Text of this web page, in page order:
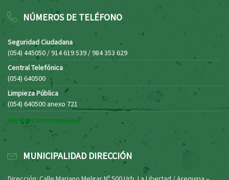
NÚMEROS DE TELÉFONO
Seguridad Ciudadana
(054) 445050 / 914 619 539 / 984 353 629
Central Telefónica
(054) 640500
Limpieza Pública
(054) 640500 anexo 721
Ver directorio municipal
MUNICIPALIDAD DIRECCIÓN